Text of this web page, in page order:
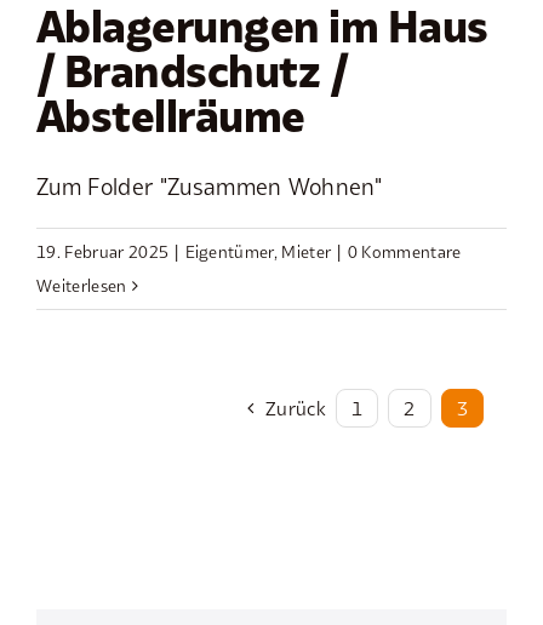
Ablagerungen im Haus
/ Brandschutz /
Abstellräume
Zum Folder "Zusammen Wohnen"
19. Februar 2025 Eigentümer, Mieter
0 Kommentare
Weiterlesen
Zurück 1 2 3